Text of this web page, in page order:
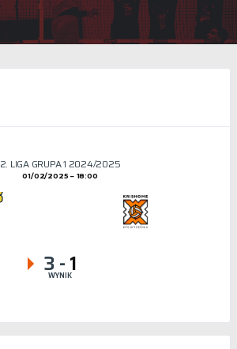
2. LIGA GRUPA 1 2024/2025
01/02/2025 18:00
3-1
WYNIK